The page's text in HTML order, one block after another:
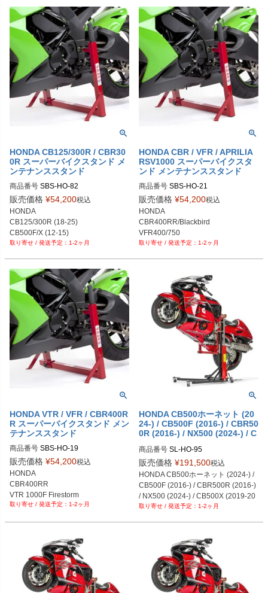
HONDA CB125/300R / CBR30
0R スーパーバイクスタンド メ
ンテナンススタンド
商品番号 SBS-HO-82
販売価格 ¥54,200税込
HONDA
CB125/300R (18-25)
CB500F/X (12-15)
CBR300R (15-25) 1-2ヶ月
HONDA CBR / VFR / APRILIA
RSV1000 スーパーバイクスタ
ンド メンテナンススタンド
商品番号 SBS-HO-21
販売価格 ¥54,200税込
HONDA
CBR400RR/Blackbird
VFR400/750
APRILIA
1-2ヶ月
HONDA VTR / VFR / CBR400R
R スーパーバイクスタンド メン
テナンススタンド
商品番号 SBS-HO-19
販売価格 ¥54,200税込
HONDA
CBR400RR
VTR 1000F Firestorm
RVF400R / RVF750 1-2ヶ月
HONDA CB500ホーネット (20
24-) / CB500F (2016-) / CBR50
0R (2016-) / NX500 (2024-) / C
ススタンド SKY LIFT
商品番号 SL-HO-95
販売価格 ¥191,500税込
HONDA CB500ホーネット (2024-) /
CB500F (2016-) / CBR500R (2016-)
/ NX500 (2024-) / CB500X (2019-20
23)
1-2ヶ月